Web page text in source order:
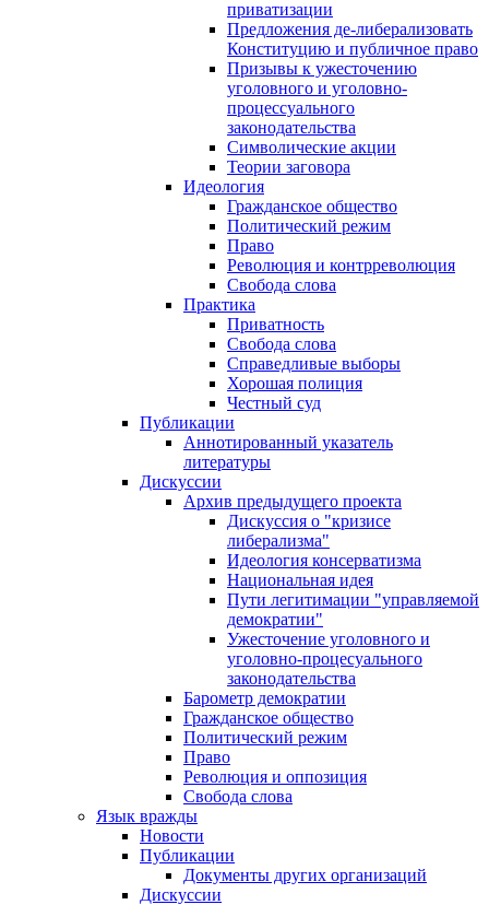
приватизации
Предложения де-либерализовать
Конституцию и публичное право
Призывы к ужесточению
уголовного и уголовно-
процессуального
законодательства
Символические акции
Теории заговора
Идеология
Гражданское общество
Политический режим
Право
Революция и контрреволюция
Свобода слова
Практика
Приватность
Свобода слова
Справедливые выборы
Хорошая полиция
Честный суд
Публикации
Аннотированный указатель
литературы
Дискуссии
Архив предыдущего проекта
Дискуссия о "кризисе
либерализма"
Идеология консерватизма
Национальная идея
Пути легитимации "управляемой
демократии"
Ужесточение уголовного и
уголовно-процесуального
законодательства
Барометр демократии
Гражданское общество
Политический режим
Право
Революция и оппозиция
Свобода слова
Язык вражды
Новости
Публикации
Документы других организаций
Дискуссии